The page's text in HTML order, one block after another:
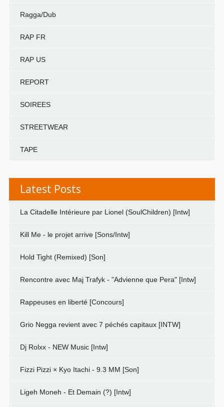
Ragga/Dub
RAP FR
RAP US
REPORT
SOIREES
STREETWEAR
TAPE
Latest Posts
La Citadelle Intérieure par Lionel (SoulChildren) [Intw]
Kill Me - le projet arrive [Sons/Intw]
Hold Tight (Remixed) [Son]
Rencontre avec Maj Trafyk - "Advienne que Pera" [Intw]
Rappeuses en liberté [Concours]
Grio Negga revient avec 7 péchés capitaux [INTW]
Dj Rolxx - NEW Music [Intw]
Fizzi Pizzi × Kyo Itachi - 9.3 MM [Son]
Ligeh Moneh - Et Demain (?) [Intw]